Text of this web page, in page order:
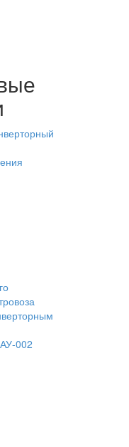
002